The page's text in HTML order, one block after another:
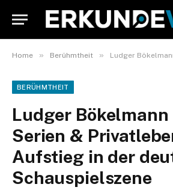
Home » Berühmtheit » Ludger Bökelmann Filme, Serien &
BERÜHMTHEIT
Ludger
Serien &
Aufstieg in der
Schauspielszene